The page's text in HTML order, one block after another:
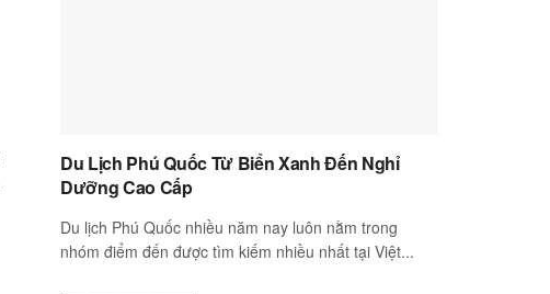
Du Lịch Phú Quốc Từ Biển Xanh Đến Nghỉ
Dưỡng Cao Cấp
Du lịch Phú Quốc nhiều năm nay luôn nằm trong
nhóm điểm đến được tìm kiếm nhiều nhất tại Việt...